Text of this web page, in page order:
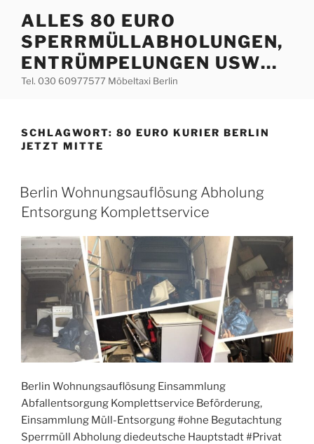
Inhalt
springen
ALLES 80 EURO
SPERRMÜLLABHOLUNGEN,
ENTRÜMPELUNGEN USW…
Tel. 030 60977577 Möbeltaxi Berlin
SCHLAGWORT: 80 EURO KURIER BERLIN
JETZT MITTE
VERÖFFENTLICHT
AM
Berlin Wohnungsauflösung Abholung
Entsorgung Komplettservice
Berlin Wohnungsauflösung Einsammlung
Abfallentsorgung Komplettservice Beförderung,
Einsammlung Müll-Entsorgung #ohne Begutachtung
Sperrmüll Abholung diedeutsche Hauptstadt #Privat